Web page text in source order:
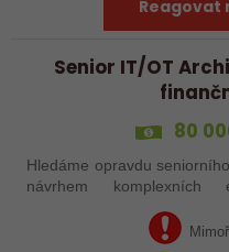
Reagovat
Senior IT/OT
80
Hledáme opravdu
návrhem komplexních
dostupností a moderní SW
pozici — hledáme člověka,…